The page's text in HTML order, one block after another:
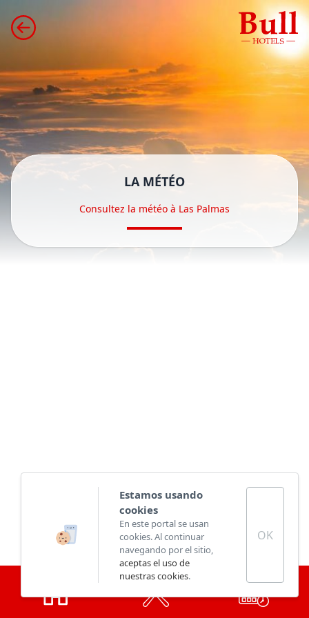
LA MÉTÉO
Consultez la météo à Las Palmas
Estamos usando
cookies
En este portal se usan
cookies. Al continuar
navegando por el sitio,
aceptas el uso de
nuestras cookies.
OK